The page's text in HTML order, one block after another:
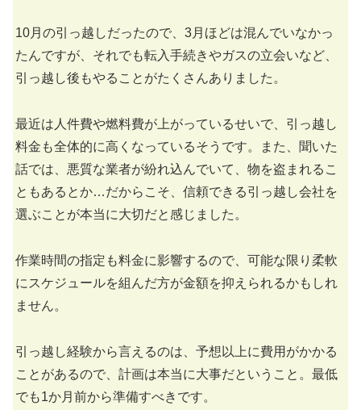
10月の引っ越しだったので、3月ほどは混んでいなかっ
たんですが、それでも転入手続きやガスの立会いなど、
引っ越し後もやることがたくさんありました。
最近は人件費や燃料費が上がっているせいで、引っ越し
料金も全体的に高くなっているそうです。また、聞いた
話では、悪質な業者が紛れ込んでいて、物を盗まれるこ
ともあるとか…だからこそ、信頼できる引っ越し会社を
選ぶことが本当に大切だと感じました。
作業時間の指定も料金に影響するので、可能な限り柔軟
にスケジュールを組んだ方が金額を抑えられるかもしれ
ません。
引っ越し経験から言えるのは、予想以上に費用がかかる
ことがあるので、計画は本当に大事だということ。最低
でも1か月前から準備すべきです。